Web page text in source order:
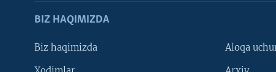
BIZ HAQIMIZDA
Biz haqimizda Aloqa